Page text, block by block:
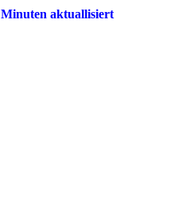
aktuallisiert